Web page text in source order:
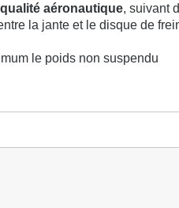
qualité aéronautique, suivant
la jante et le disque de
le poids non suspendu